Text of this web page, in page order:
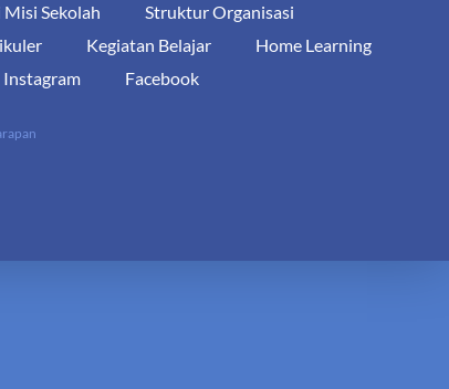
Misi Sekolah
Struktur Organisasi
Kegiatan Belajar
Home Learning
Instagram Facebook